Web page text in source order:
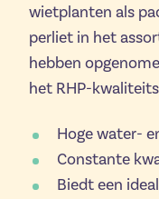
wietplanten als
perliet in het
hebben
het RHP-
Hoge water-
Constante
Biedt een